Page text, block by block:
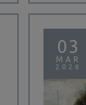
03
MAR
2026